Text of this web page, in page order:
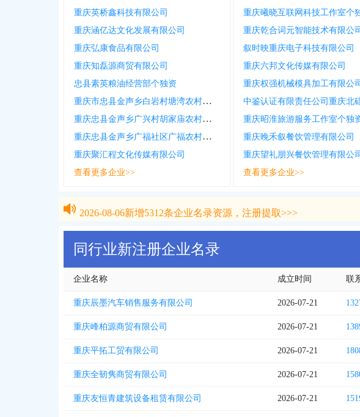
重庆英桥鑫科技有限公司
重庆涵亿达文化发展有限公司
重庆弘康食品有限公司
重庆知磊源商贸有限公司
忠县素英粮油经营部个独资
重庆市忠县金声乡白岩村塘湾农村综合服务社有限公司
重庆忠县金声乡广兴村胡家庙农村综合服务社有限公司
重庆忠县金声乡广福社区广福农村综合服务社有限公司
重庆聚汇程文化传媒有限公司
查看更多企业>>
重庆曦晓互联网科技工作室个
重庆乾合词元智能技术有限公司
叙时映重庆电子科技有限公司
重庆六邦文化传媒有限公司
重庆权强机械模具加工有限公司
中鉴认证有限责任公司重庆北
重庆昭淮旅游服务工作室个独
重庆晚禾叙餐饮管理有限公司
重庆望礼朋兴餐饮管理有限公司
查看更多企业>>
新增 条企业名录资源，注册提取>>>
2026-08-06新增5312条企业名录资源，注册提取>>>
同行业新注册企业名录
企业名称 成立时间 联
重庆辰墨汽车销售服务有限公司 2026-07-21
重庆峰柏源商贸有限公司 2026-07-21
重庆平拓工贸有限公司 2026-07-21
重庆全韧隽商贸有限公司 2026-07-21
重庆友恒青建筑设备租赁有限公司 2026-07-21